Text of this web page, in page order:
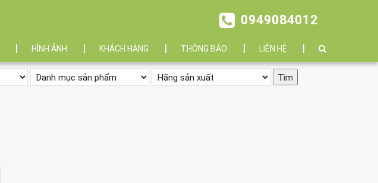
HÌNH ẢNH KHÁCH HÀNG THÔNG BÁO LIÊN HỆ
0949084012